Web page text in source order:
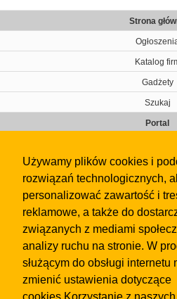
Używamy plików cookies i
rozwiązań technologicznych,
personalizować zawartość i
reklamowe, a także do
związanych z mediami
analizy ruchu na stronie. W
służącym do obsługi internetu
zmienić ustawienia dotyczące
Strona
Katalog
Gadżety
Szukaj
Portal
Kontakt
Gazeta
Olkusz
Kontakt
Strefa dla